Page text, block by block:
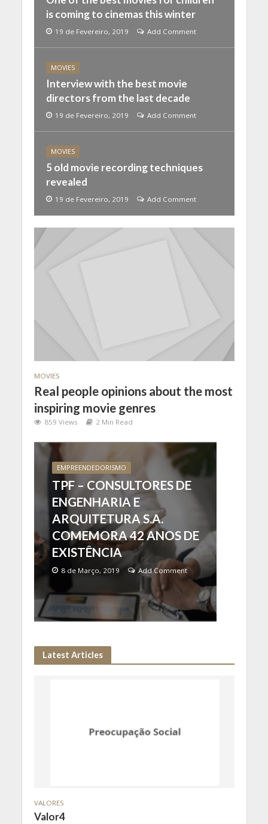
is coming to cinemas this winter
19 de Fevereiro, 2019 Add Comment
MOVIES
Interview with the best movie
directors from the last decade
19 de Fevereiro, 2019 Add Comment
MOVIES
5 old movie recording techniques
revealed
19 de Fevereiro, 2019 Add Comment
MOVIES
Real people opinions about the most
inspiring movie genres
859 Views 2 Min Read
EMPREENDEDORISMO
TPF – CONSULTORES DE
ENGENHARIA E
ARQUITETURA S.A.
COMEMORA 42 ANOS DE
EXISTÊNCIA
8 de Março, 2019 Add Comment
Latest Articles
VALORES
Valor4